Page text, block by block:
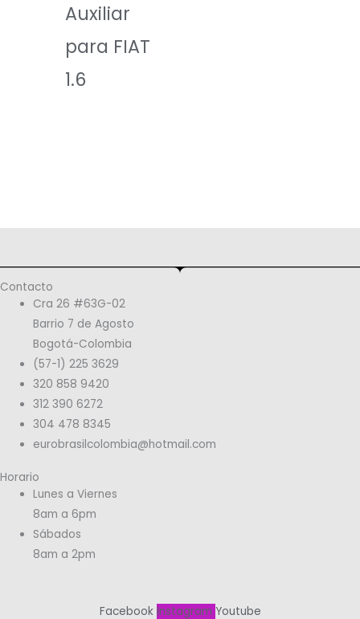
Auxiliar
para FIAT
1.6
Contacto
Cra 26 #63G-02
Barrio 7 de Agosto
Bogotá-Colombia
(57-1) 225 3629
320 858 9420
312 390 6272
304 478 8345
eurobrasilcolombia@hotmail.com
Horario
Lunes a Viernes
8am a 6pm
Sábados
8am a 2pm
Facebook Instagram Youtube